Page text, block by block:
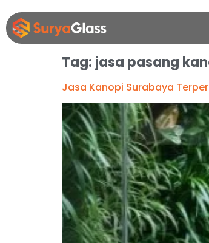
Tag: jasa pasang
Jasa Kanopi Surabaya